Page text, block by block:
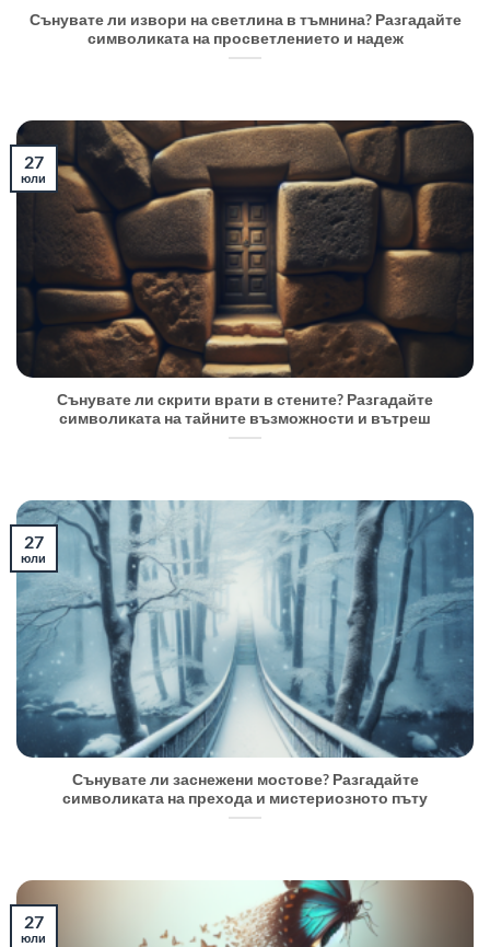
Сънувате ли извори на светлина в тъмнина? Разгадайте
символиката на просветлението и надеж
Сънувате ли скрити врати в стените? Разгадайте
символиката на тайните възможности и вътреш
27
юли
Сънувате ли заснежени мостове? Разгадайте
символиката на прехода и мистериозното пъту
27
юли
27
юли